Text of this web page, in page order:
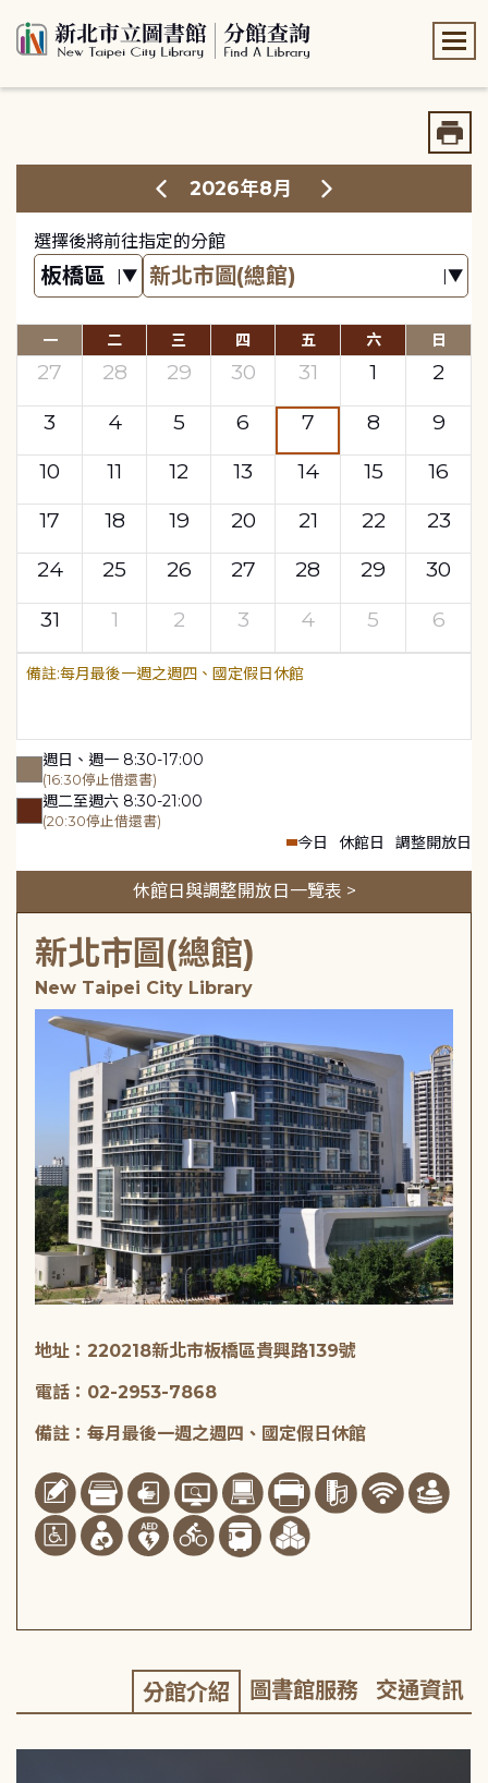
2026年8月
選擇後將前往指定的分館
一 二 三 四 五 六 日
27 28 29 30 31 1
2
3
4 5 6 7 8
9
10
11 12 13 14 15
16
17
18 19 20 21 22
23
24
25 26 27 28 29
30
31
1 2 3 4 5 6
每月最後一週之週四、國定假日休館
週日、週一 8:30-17:00
(16:30停止借還書)
週二至週六 8:30-21:00
(20:30停止借還書)
今日 休館日 調整開放日
休館日與調整開放日一覽表 >
新北市圖(總館)
New Taipei City Library
地址：220218新北市板橋區貴興路139號
電話：02-2953-7868
備註：每月最後一週之週四、國定假日休館
分館介紹 圖書館服務 交通資訊